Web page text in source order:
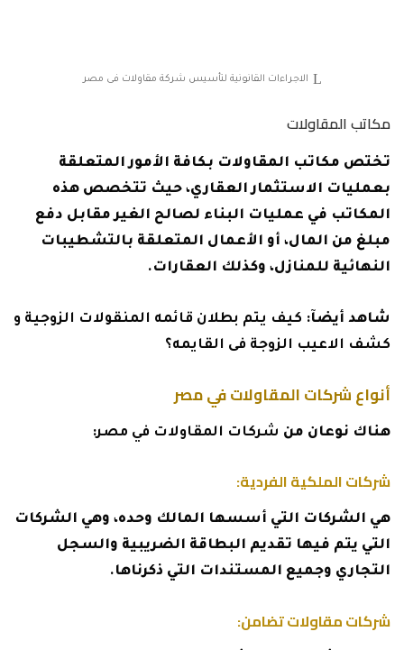
الاجراءات القانونية لتأسيس شركة مقاولات فى مصر
مكاتب المقاولات
تختص مكاتب المقاولات بكافة الأمور المتعلقة
بعمليات الاستثمار العقاري، حيث تتخصص هذه
المكاتب في عمليات البناء لصالح الغير مقابل دفع
مبلغ من المال، أو الأعمال المتعلقة بالتشطيبات
النهائية للمنازل، وكذلك العقارات.
شاهد أيضآ: كيف يتم بطلان قائمه المنقولات الزوجية و
كشف الاعيب الزوجة فى القايمه؟
أنواع شركات المقاولات في مصر
هناك نوعان من شركات المقاولات في مصر:
شركات الملكية الفردية:
هي الشركات التي أسسها المالك وحده، وهي الشركات
التي يتم فيها تقديم البطاقة الضريبية والسجل
التجاري وجميع المستندات التي ذكرناها.
شركات مقاولات تضامن: